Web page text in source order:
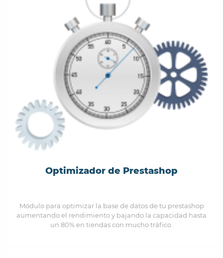
Optimizador de Prestashop
Módulo para optimizar la base de datos de tu prestashop
aumentando el rendimiento y bajando la capacidad hasta
un 80% en tiendas con mucho tráfico.